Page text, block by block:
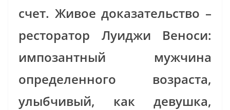
счет. Живое доказательство –
ресторатор Луиджи Веноси:
импозантный мужчина
определенного возраста,
улыбчивый, как девушка,